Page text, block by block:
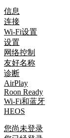
信息
连接
Wi-Fi设置
设置
网络控制
友好名称
诊断
AirPlay
Roon Ready
Wi-Fi和蓝牙
HEOS
您尚未登录